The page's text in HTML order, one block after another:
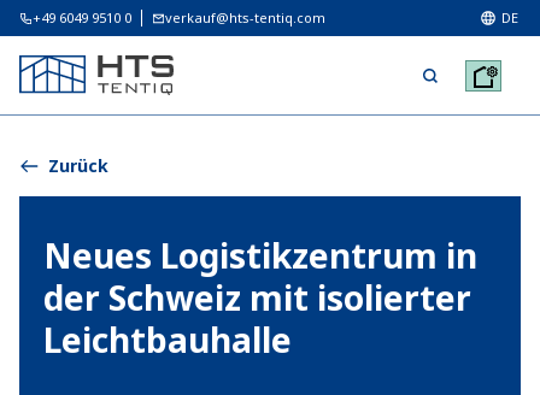
+49 6049 9510 0 verkauf@hts-tentiq.com DE
Zurück
Neues Logistikzentrum in
der Schweiz mit isolierter
Leichtbauhalle